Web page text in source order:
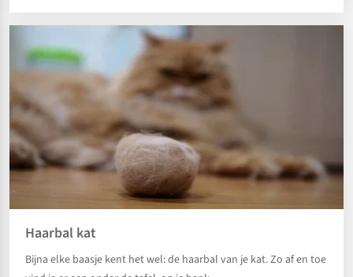
Haarbal kat
Bijna elke baasje kent het wel: de haarbal van je kat. Zo af en toe